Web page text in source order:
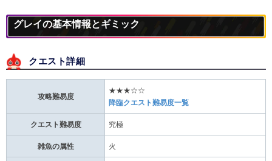
グレイの基本情報とギミック
クエスト詳細
攻略難易度
★★★☆☆
降臨クエスト難易度一覧
クエスト難易度 究極
雑魚の属性 火